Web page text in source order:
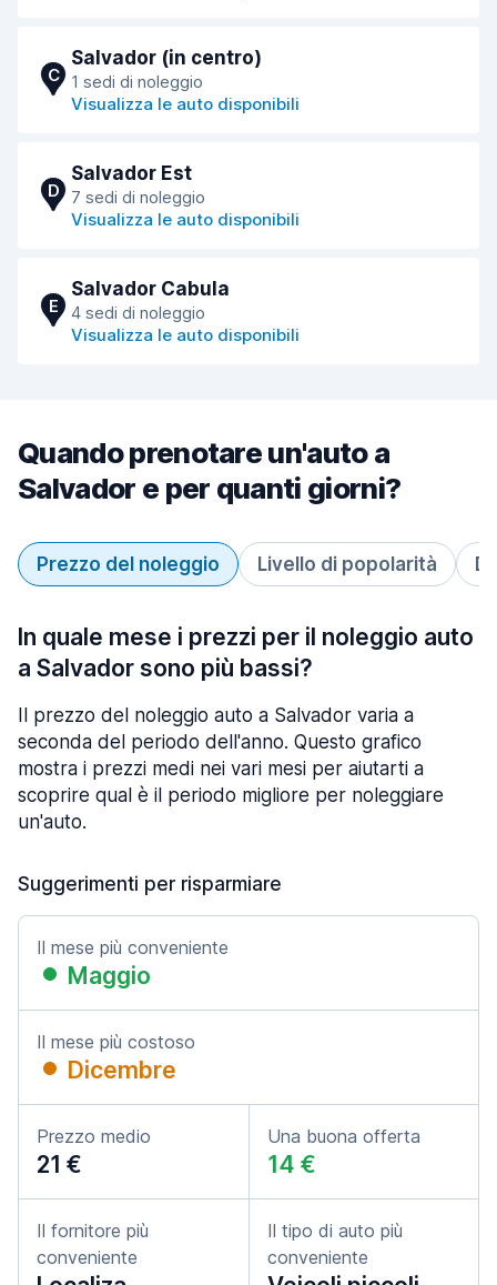
C
Salvador (in centro)
1 sedi di noleggio
Visualizza le auto disponibili
D
Salvador Est
7 sedi di noleggio
Visualizza le auto disponibili
E
Salvador Cabula
4 sedi di noleggio
Visualizza le auto disponibili
Quando prenotare un'auto a
Salvador e per quanti giorni?
Prezzo del noleggio Livello di popolarità
In quale mese i prezzi per il noleggio auto
a Salvador sono più bassi?
Il prezzo del noleggio auto a Salvador varia a
seconda del periodo dell'anno. Questo grafico
mostra i prezzi medi nei vari mesi per aiutarti a
scoprire qual è il periodo migliore per noleggiare
un'auto.
Suggerimenti per risparmiare
Il mese più conveniente
Maggio
Il mese più costoso
Dicembre
Prezzo medio
21 €
Una buona offerta
14 €
Il fornitore più
conveniente
Il tipo di auto più
conveniente